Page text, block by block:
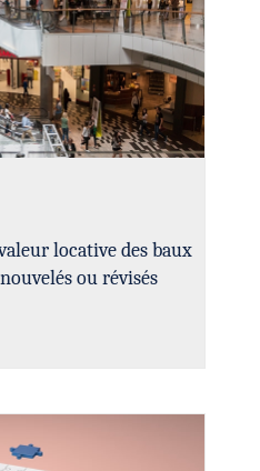
locative des baux
ou révisés